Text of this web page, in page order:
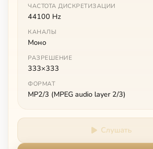
ЧАСТОТА ДИСКРЕТИЗАЦИИ
44100 Hz
КАНАЛЫ
Моно
РАЗРЕШЕНИЕ
333×333
ФОРМАТ
MP2/3 (MPEG audio layer 2/3)
Слушать